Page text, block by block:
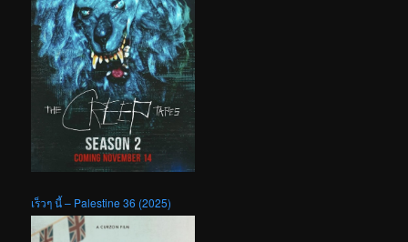
เร็วๆ นี้ – Palestine 36 (2025)